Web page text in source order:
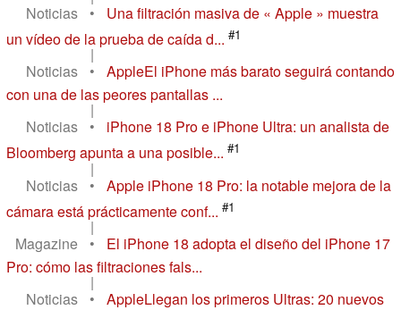
Noticias
•
Una filtración masiva de « Apple » muestra
un vídeo de la prueba de caída d... #1
|
Noticias
•
AppleEl iPhone más barato seguirá contando
con una de las peores pantallas ...
|
Noticias
•
iPhone 18 Pro e iPhone Ultra: un analista de
Bloomberg apunta a una posible... #1
|
Noticias
•
Apple iPhone 18 Pro: la notable mejora de la
cámara está prácticamente conf... #1
|
Magazine
•
El iPhone 18 adopta el diseño del iPhone 17
Pro: cómo las filtraciones fals...
|
Noticias
•
AppleLlegan los primeros Ultras: 20 nuevos